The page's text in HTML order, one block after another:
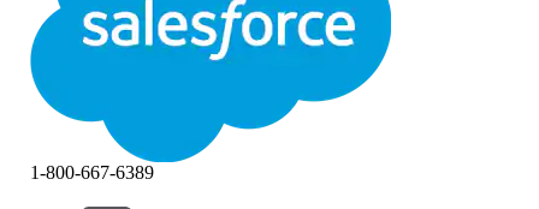
Chiudi Chiudi
1-800-667-6389